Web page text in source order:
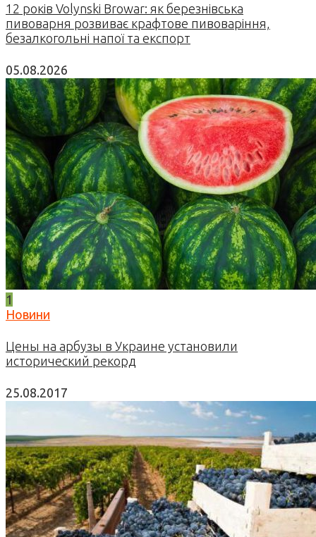
12 років Volynski Browar: як березнівська
пивоварня розвиває крафтове пивоваріння,
безалкогольні напої та експорт
05.08.2026
1
Новини
Цены на арбузы в Украине установили
исторический рекорд
25.08.2017